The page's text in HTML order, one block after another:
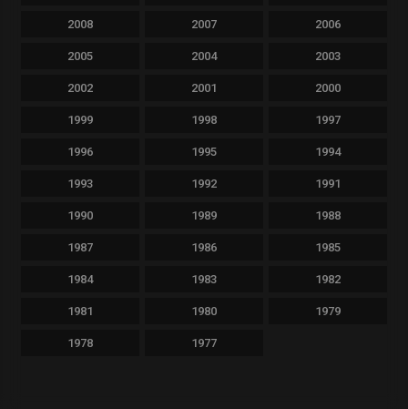
2008 2007 2006
2005 2004 2003
2002 2001 2000
1999 1998 1997
1996 1995 1994
1993 1992 1991
1990 1989 1988
1987 1986 1985
1984 1983 1982
1981 1980 1979
1978 1977